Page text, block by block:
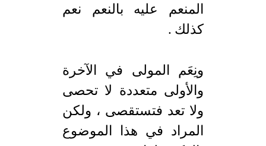
المنعم عليه بالنعم نعم
كذلك .
ونِعَم المولى في الآخرة
والأولى متعددة لا تحصى
ولا تعد فتستقصى ، ولكن
المراد في هذا الموضوع